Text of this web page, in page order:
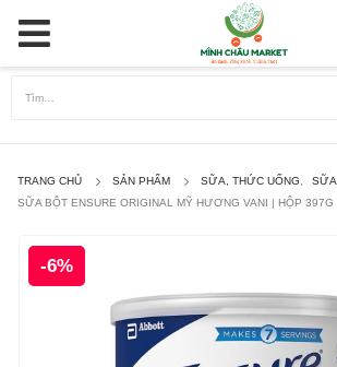
TRANG CHỦ SẢN PHẨM SỮA, THỨC UỐNG SỮA
SỮA BỘT ENSURE ORIGINAL MỸ HƯƠNG VANI | HỘP 397G
-6%